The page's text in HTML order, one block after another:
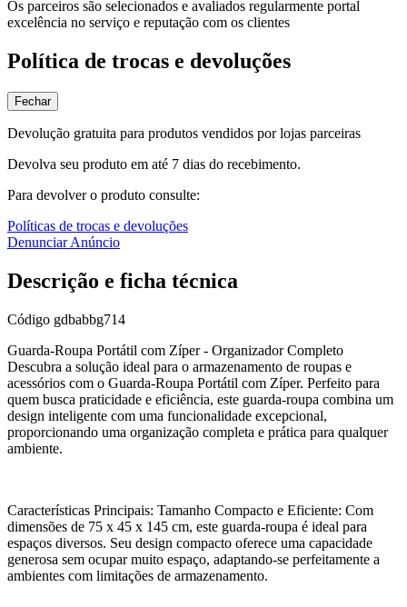
Os parceiros são selecionados e avaliados regularmente portal
excelência no serviço e reputação com os clientes
Política de trocas e devoluções
Fechar
Devolução gratuita para produtos vendidos por lojas parceiras
Devolva seu produto em até 7 dias do recebimento.
Para devolver o produto consulte:
Políticas de trocas e devoluções
Denunciar Anúncio
Descrição e ficha técnica
Código gdbabbg714
Guarda-Roupa Portátil com Zíper - Organizador Completo
Descubra a solução ideal para o armazenamento de roupas e
acessórios com o Guarda-Roupa Portátil com Zíper. Perfeito para
quem busca praticidade e eficiência, este guarda-roupa combina um
design inteligente com uma funcionalidade excepcional,
proporcionando uma organização completa e prática para qualquer
ambiente.
Características Principais: Tamanho Compacto e Eficiente: Com
dimensões de 75 x 45 x 145 cm, este guarda-roupa é ideal para
espaços diversos. Seu design compacto oferece uma capacidade
generosa sem ocupar muito espaço, adaptando-se perfeitamente a
ambientes com limitações de armazenamento.